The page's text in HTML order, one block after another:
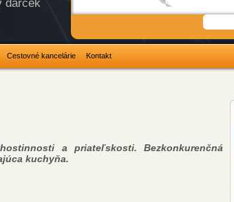
darček
Cestovné kancelárie Kontakt
a priateľskosti. Bezkonkurenčná
kuchyňa.